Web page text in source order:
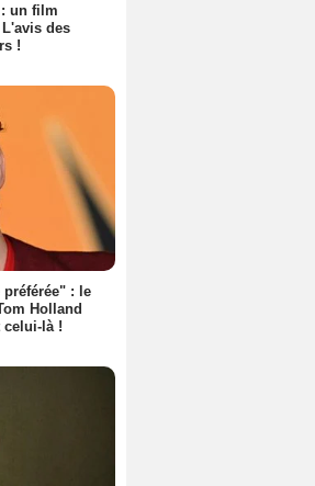
un film
des
!
: le
Holland
celui-là !